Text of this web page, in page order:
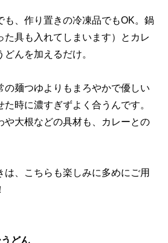
も、作り置きの冷凍品でもOK。鍋
た具も入れてしまいます）とカレ
んを加えるだけ。
の麺つゆよりもまろやかで優しい
時に濃すぎずよく合うんです。
や大根などの具材も、カレーとの
は、こちらも楽しみに多めにご用
どん